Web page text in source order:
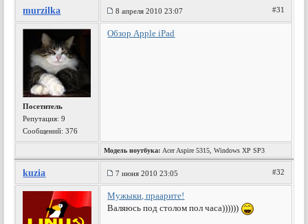
murzilka 8 апреля 2010 23:07 #31
Посетитель
Репутация:9
Сообщений: 376
Обзор Apple iPad
Модель ноутбука: Acer Aspire 5315, Windows XP SP3
kuzia 7 июня 2010 23:05 #32
Мужыки, праарите!
Валяюсь под столом пол часа))))))